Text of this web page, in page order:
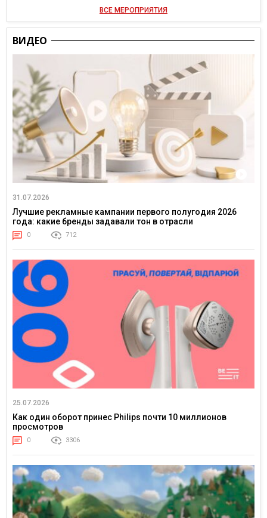
ВСЕ МЕРОПРИЯТИЯ
ВИДЕО
31.07.2026
Лучшие рекламные кампании первого полугодия 2026
года: какие бренды задавали тон в отрасли
0 712
25.07.2026
Как один оборот принес Philips почти 10 миллионов
просмотров
0 3306